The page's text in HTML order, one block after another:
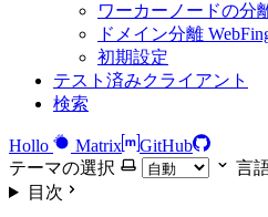
ワーカーノードの分
ドメイン分離
初期設定
テスト済みクライアント
検索
Hollo Matrix
GitHub
テーマの選択
言
目次